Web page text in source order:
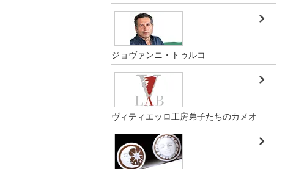
ジョヴァンニ・トゥルコ
ヴィティエッロ工房弟子たちのカメオ